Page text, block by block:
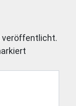
veröffentlicht.